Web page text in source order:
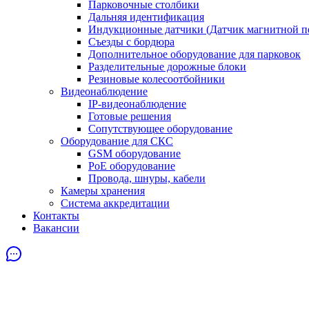
Парковочные столбики
Дальняя идентификация
Индукционные датчики (Датчик магнитной
Съезды с бордюра
Дополнительное оборудование для парковок
Разделительные дорожные блоки
Резиновые колесоотбойники
Видеонаблюдение
IP-видеонаблюдение
Готовые решения
Сопутствующее оборудование
Оборудование для СКС
GSM оборудование
PoE оборудование
Провода, шнуры, кабели
Камеры хранения
Система аккредитации
Контакты
Вакансии